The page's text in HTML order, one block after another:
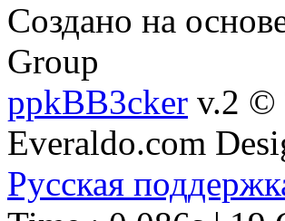
Создано на
Group
ppkBB3cker v.2 ©
Everaldo.com
Русская